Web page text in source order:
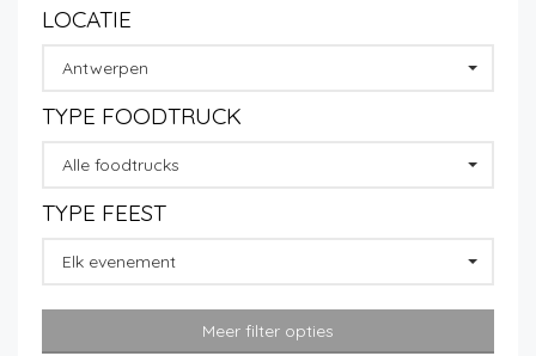
LOCATIE
Antwerpen
TYPE FOODTRUCK
Alle foodtrucks
TYPE FEEST
Elk evenement
Meer filter opties